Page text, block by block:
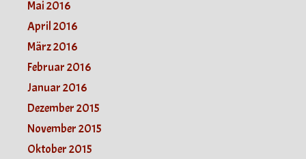
Mai 2016
April 2016
März 2016
Februar 2016
Januar 2016
Dezember 2015
November 2015
Oktober 2015